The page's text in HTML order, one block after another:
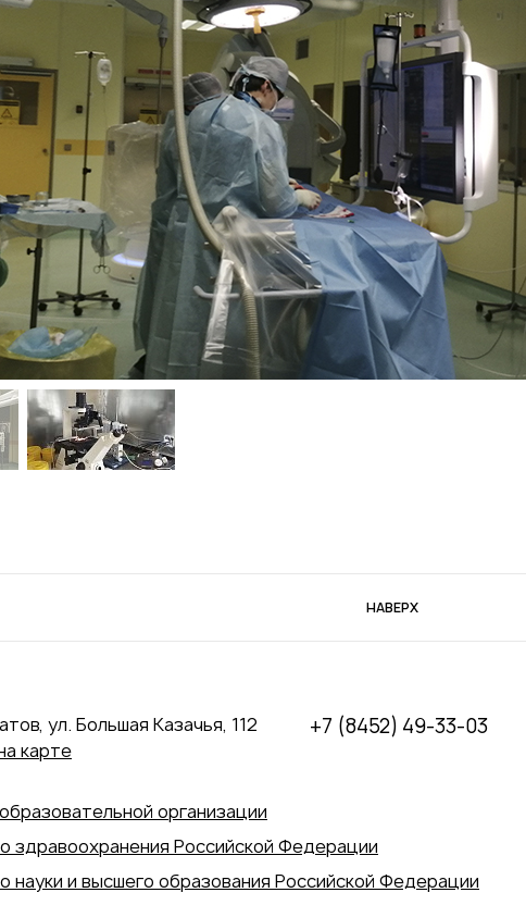
НАВЕРХ
ул. Большая Казачья, 112
карте
+7 (8452) 49-33-03
организации
здравоохранения Российской Федерации
науки и высшего образования Российской Федерации